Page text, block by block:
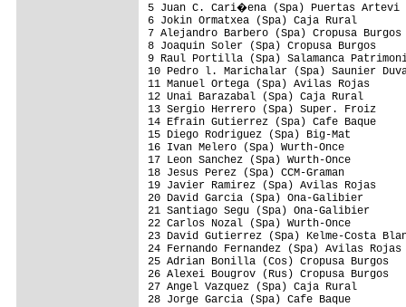
5 Juan C. Cari�ena (Spa) Puertas
6 Jokin Ormatxea (Spa) Caja Rural
7 Alejandro Barbero (Spa) Cropusa Burgos
8 Joaquin Soler (Spa) Cropusa
9 Raul Portilla (Spa) Salamanca
10 Pedro l. Marichalar (Spa) Saunier
11 Manuel Ortega (Spa) Avilas Rojas
12 Unai Barazabal (Spa) Caja Rural
13 Sergio Herrero (Spa) Super. Froiz
14 Efrain Gutierrez (Spa) Cafe Baque
15 Diego Rodriguez (Spa) Big-Mat
16 Ivan Melero (Spa) Wurth-Once
17 Leon Sanchez (Spa) Wurth-Once
18 Jesus Perez (Spa) CCM-Graman
19 Javier Ramirez (Spa) Avilas Rojas
20 David Garcia (Spa) Ona-Galibier
21 Santiago Segu (Spa) Ona-Galibier
22 Carlos Nozal (Spa) Wurth-Once
23 David Gutierrez (Spa) Kelme-Costa
24 Fernando Fernandez (Spa) Avilas Rojas
25 Adrian Bonilla (Cos) Cropusa Burgos
26 Alexei Bougrov (Rus) Cropusa Burgos
27 Angel Vazquez (Spa) Caja Rural
28 Jorge Garcia (Spa) Cafe Baque